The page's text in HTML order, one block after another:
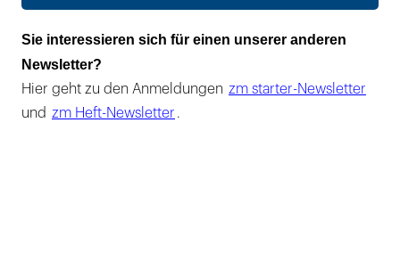
Sie interessieren sich für einen unserer anderen
Newsletter?
Hier geht zu den Anmeldungen zm starter-Newsletter
und zm Heft-Newsletter .